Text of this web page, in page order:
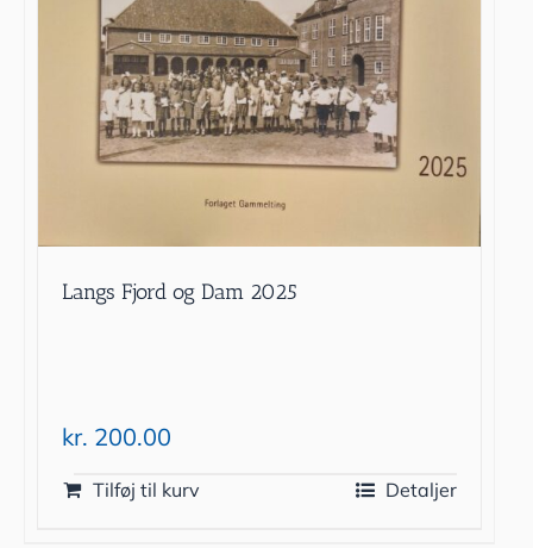
Langs Fjord og Dam 2025
kr. 200.00
Tilføj til kurv Detaljer